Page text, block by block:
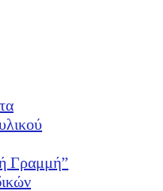
Γραμμή”